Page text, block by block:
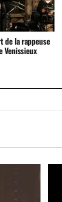
de la rappeuse
Venissieux